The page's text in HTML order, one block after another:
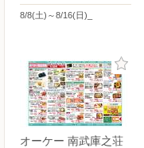
8/8(土)～8/16(日)_
オーケー 南武庫之荘